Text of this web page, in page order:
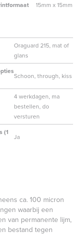
15mm x 15mm
Oraguard 215, mat of
glans
Schoon, through, kiss
4 werkdagen, ma
bestellen, do
versturen
(1
Ja
ca. 100 micron
waarbij een
van permanente lijm,
bestand tegen